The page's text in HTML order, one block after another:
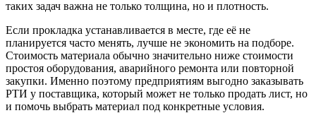
таких задач важна не только толщина, но и плотность.
Если прокладка устанавливается в месте, где её не
планируется часто менять, лучше не экономить на подборе.
Стоимость материала обычно значительно ниже стоимости
простоя оборудования, аварийного ремонта или повторной
закупки. Именно поэтому предприятиям выгодно заказывать
РТИ у поставщика, который может не только продать лист, но
и помочь выбрать материал под конкретные условия.